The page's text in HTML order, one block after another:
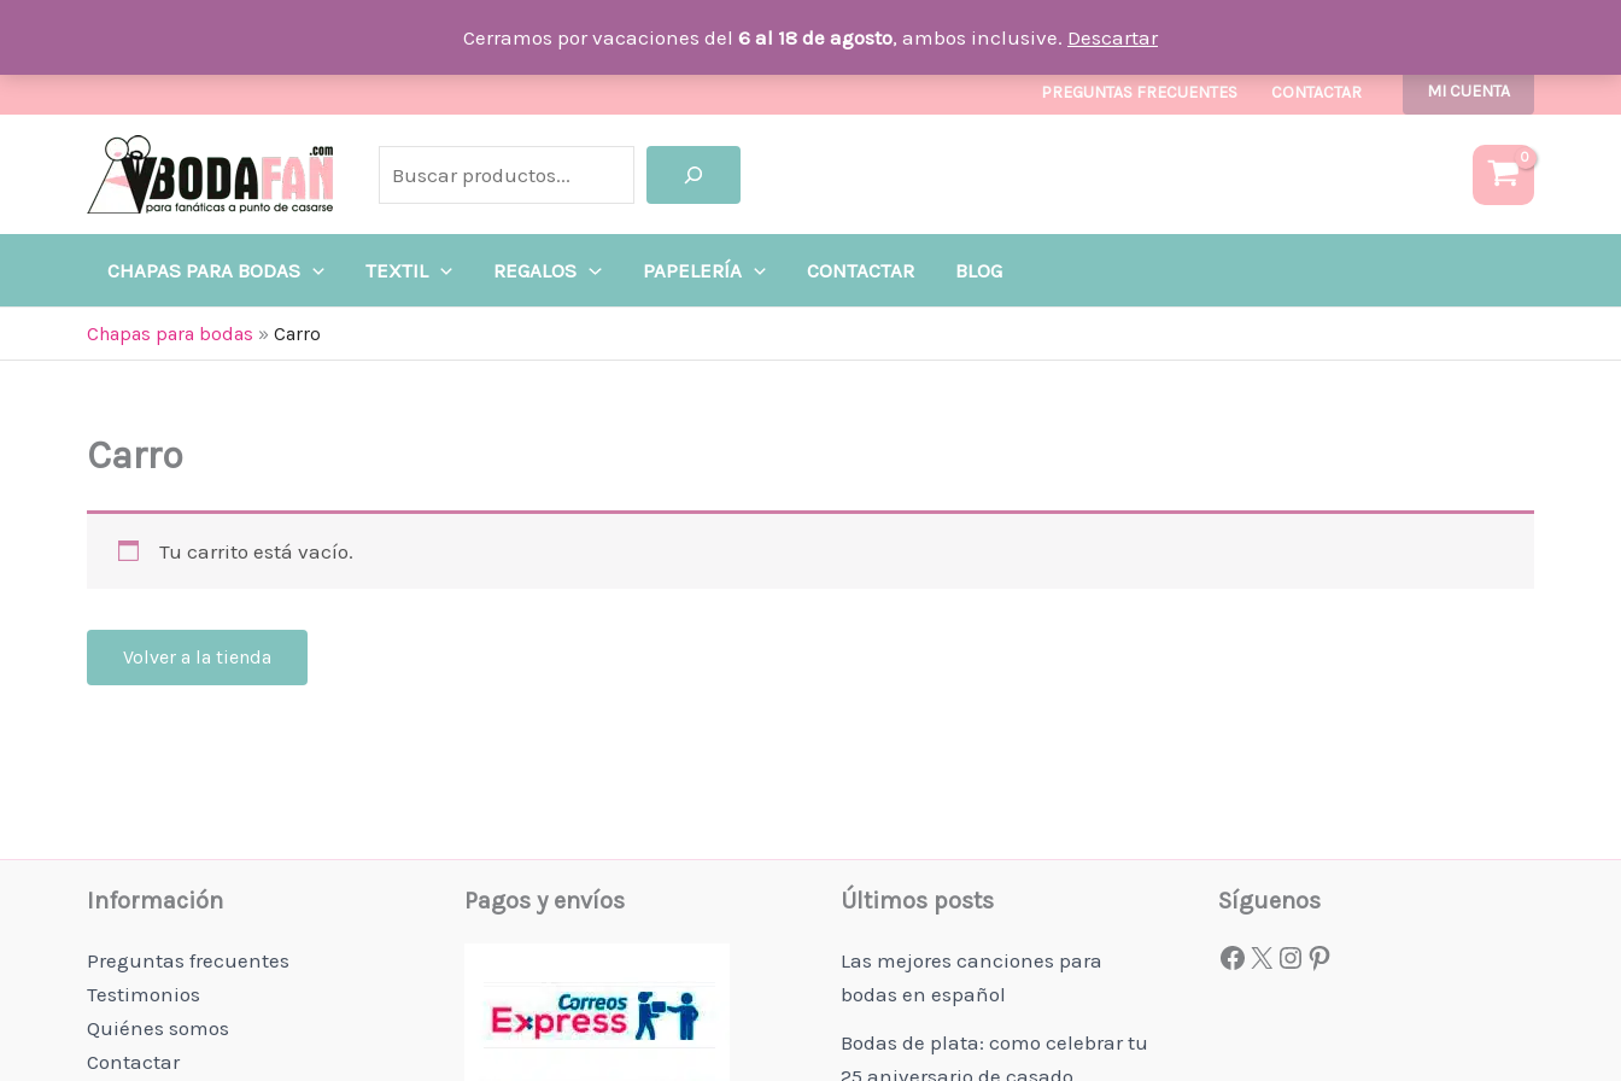
Cerramos por vacaciones del 6 al 18 de agosto, ambos inclusive. Descartar
PREGUNTAS FRECUENTES CONTACTAR MI CUENTA
CHAPAS PARA BODAS TEXTIL REGALOS PAPELERÍA CONTACTAR BLOG
Chapas para bodas » Carro
Carro
Tu carrito está vacío.
Volver a la tienda
Información
Preguntas frecuentes
Testimonios
Quiénes somos
Contactar
Pagos y envíos Últimos posts
Las mejores canciones para
bodas en español
Bodas de plata: como celebrar tu
25 aniversario de casado
Síguenos
Facebook